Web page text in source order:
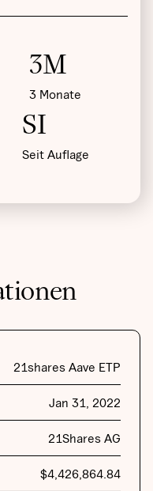
3M
3 Monate
SI
Seit Auflage
21shares Aave ETP
Jan 31, 2022
21Shares AG
$4,426,864.84